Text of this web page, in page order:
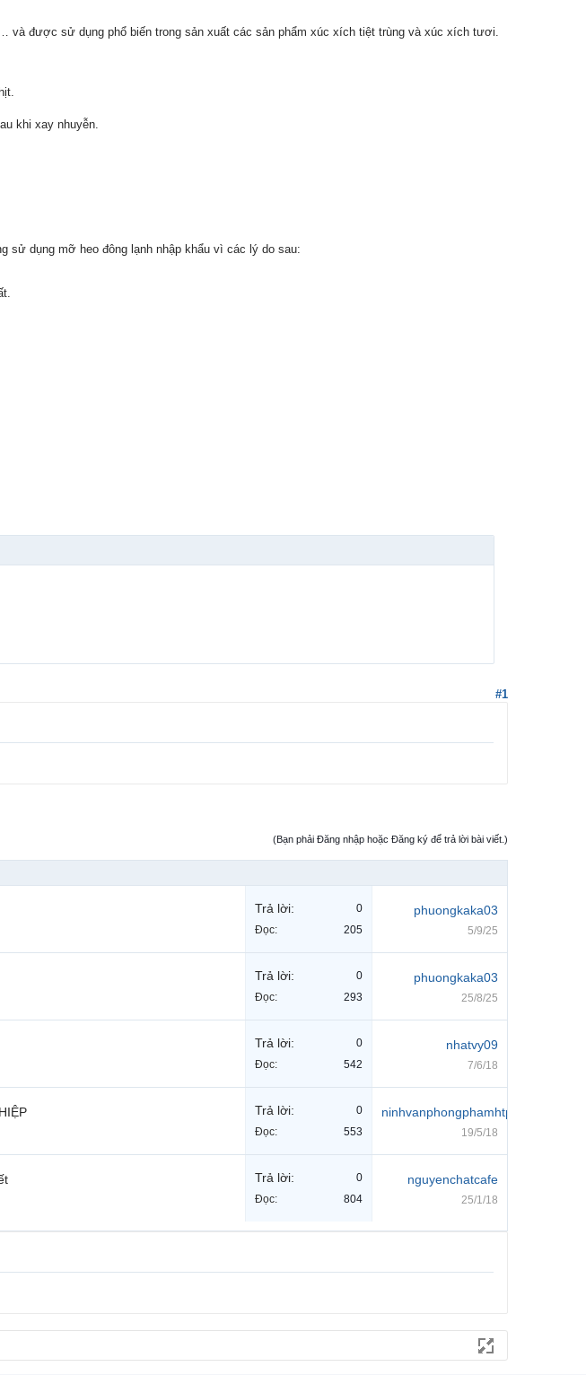
và được sử dụng phổ biến trong sản xuất các sản phẩm xúc xích tiệt trùng và xúc xích tươi.
khi xay nhuyễn.
sử dụng mỡ heo đông lạnh nhập khẩu vì các lý do sau:
#1
(Bạn phải Đăng nhập hoặc Đăng ký để trả lời bài viết.)
Trả lời:
0
Đọc:
205
phuongkaka03
5/9/25
Trả lời:
0
Đọc:
293
phuongkaka03
25/8/25
Trả lời:
0
Đọc:
542
nhatvy09
7/6/18
Trả lời:
0
Đọc:
553
ninhvanphongphamhtp
19/5/18
Trả lời:
0
Đọc:
804
nguyenchatcafe
25/1/18